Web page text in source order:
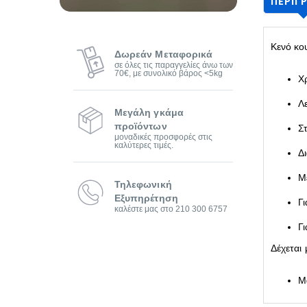
Δωρεάν Μεταφορικά
σε όλες τις παραγγελίες άνω των
70€, με συνολικό βάρος <5kg
Μεγάλη γκάμα
προϊόντων
μοναδικές προσφορές στις
καλύτερες τιμές.
Τηλεφωνική
Εξυπηρέτηση
καλέστε μας στο 210 300 6757
Κενό